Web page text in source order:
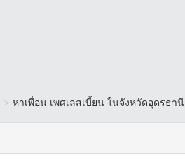
> หาเพื่อน เพศเลสเบี้ยน ในจังหวัดอุดรธานี